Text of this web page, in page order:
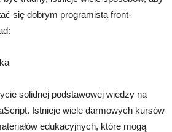
się dobrym programistą front-
solidnej podstawowej wiedzy na
Istnieje wiele darmowych kursów
edukacyjnych, które mogą